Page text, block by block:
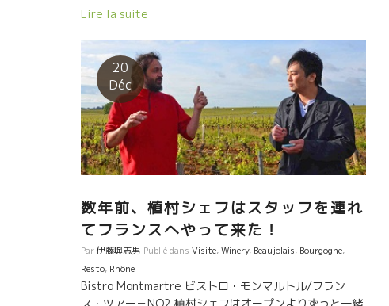
にシャンパンは いらない。 あの冗談ばかり飛ばして自分
様な酸とミネラルで笑顔が爆発、猛暑も吹っ飛ぶ！！
Chut・・・・・Derain シュット ドゥラン
ブルゴーニュの石灰質からくるダシ汁のような旨味もの
っている。 Eté Canicule, rien ne vaut le vin
de Derain Une légende de Biodynamie Bourgogne,
c’est Dominique DERAIN. Le vin pétillant d’une
façon traditionnelle malgré une acidité de
l’aligoté. Une acidité merveilleuse, une fraîcheur
minérale!! Déjà pas besoin du champagne en
canicule. Son vin est exactement un reflet de
l’esprit de Derain: un blagueur agréable qui fait
rire tout le monde. Une acidité et un minéral
agréablement étonnants!! Autour de son vin, les
gens rigolent et rient en oubliant la chaleur de la
Lire la suite
20
Déc
数年前、植村シェフはスタッフを連れ
てフランスへやって来た！
Par伊藤與志男 Publié dans Visite,Winery, Beaujolais, Bourgogne,
Resto, Rhône
Bistro Montmartre ビストロ・モンマルトル/フラン